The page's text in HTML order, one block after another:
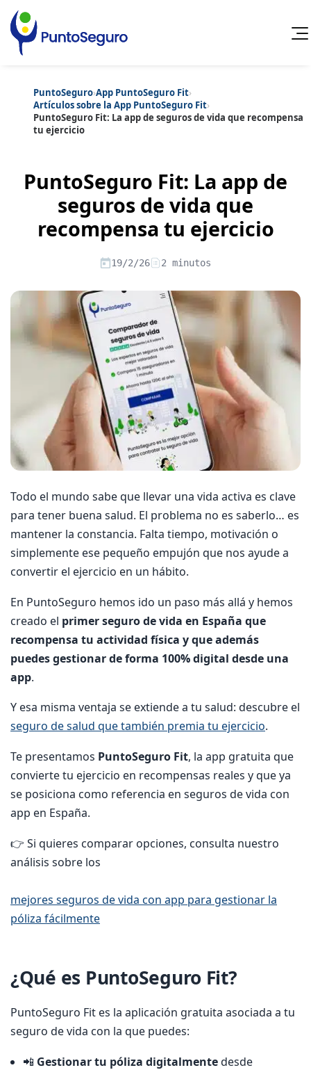
Categorías populares
Artículos sobre Seguros de Auto
Artículos sobre Seguros de Hogar
Artículos sobre Seguros de Salud Contenido extra
Artículos sobre Convenios Colectivos
Artículos sobre Educación Financiera
Artículos sobre Seguros de Vida Hipoteca
Artículos sobre Seguros de Decesos
PuntoSeguro›App PuntoSeguro Fit›
Artículos sobre la App PuntoSeguro Fit›
PuntoSeguro Fit: La app de seguros de vida que recompensa
tu ejercicio
PuntoSeguro Fit: La app de
seguros de vida que
recompensa tu ejercicio
19/2/26 2 minutos
Todo el mundo sabe que llevar una vida activa es clave
para tener buena salud. El problema no es saberlo… es
mantener la constancia. Falta tiempo, motivación o
simplemente ese pequeño empujón que nos ayude a
convertir el ejercicio en un hábito.
En PuntoSeguro hemos ido un paso más allá y hemos
creado el primer seguro de vida en España que
recompensa tu actividad física y que además
puedes gestionar de forma 100% digital desde una
app.
Y esa misma ventaja se extiende a tu salud: descubre el
seguro de salud que también premia tu ejercicio.
Te presentamos PuntoSeguro Fit, la app gratuita que
convierte tu ejercicio en recompensas reales y que ya
se posiciona como referencia en seguros de vida con
app en España.
👉 Si quieres comparar opciones, consulta nuestro
análisis sobre los
mejores seguros de vida con app para gestionar la
póliza fácilmente
¿Qué es PuntoSeguro Fit?
PuntoSeguro Fit es la aplicación gratuita asociada a tu
seguro de vida con la que puedes:
📲 Gestionar tu póliza digitalmentedesde